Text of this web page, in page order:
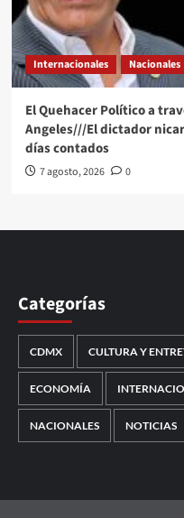
Internacionales Nacionales
El Quehacer Político a
Angeles///El dictador
días contados
7 agosto, 2026 0
Categorías
CDMX CULTURA Y
ECONOMÍA
NACIONALES NOTICIAS